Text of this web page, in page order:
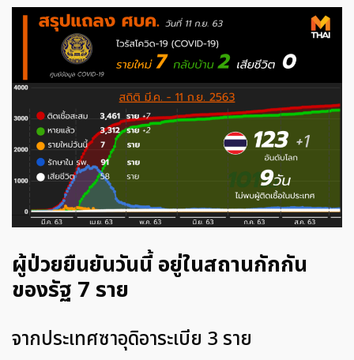
ผู้ป่วยยืนยันวันนี้ อยู่ในสถานกักกัน
ของรัฐ 7 ราย
จากประเทศซาอุดิอาระเบีย 3 ราย